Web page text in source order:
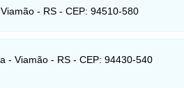
- RS - CEP: 94510-580
- Viamão - RS - CEP: 94430-540